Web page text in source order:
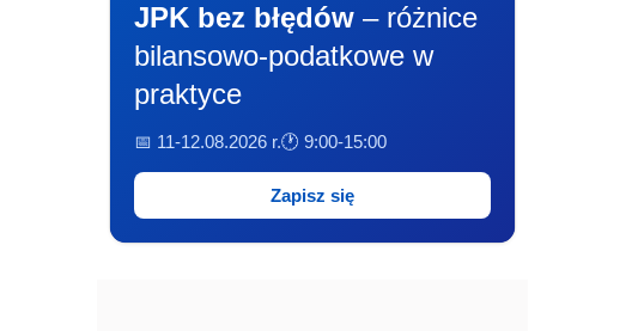
JPK bez błędów – różnice
bilansowo-podatkowe w
praktyce
📅 11-12.08.2026 r.🕐 9:00-15:00
Zapisz się